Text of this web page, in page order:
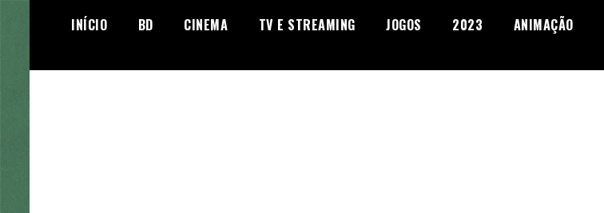
INÍCIO BD CINEMA TV E STREAMING JOGOS 2023 ANIMAÇÃO